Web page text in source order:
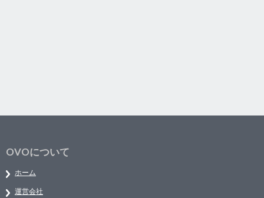
OVOについて
ホーム
運営会社